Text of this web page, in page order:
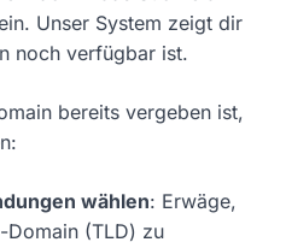
Unser System zeigt dir
noch verfügbar ist.
bereits vergeben ist,
wählen: Erwäge,
Domain (TLD) zu